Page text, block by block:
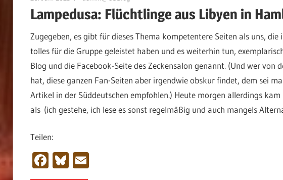
Lampedusa: Flüchtlinge aus Libyen in
Zugegeben, es gibt für dieses Thema kompetentere Seiten als uns,
tolles für die Gruppe geleistet haben und es weiterhin tun,
Blog und die Facebook-Seite des Zeckensalon genannt. (Und wer von
hat, diese ganzen Fan-Seiten aber irgendwie obskur findet, dem sei
Artikel in der Süddeutschen empfohlen.) Heute morgen allerdings
als (ich gestehe, ich lese es sonst regelmäßig und auch mangels
Teilen:
Facebook
Bluesky
Email